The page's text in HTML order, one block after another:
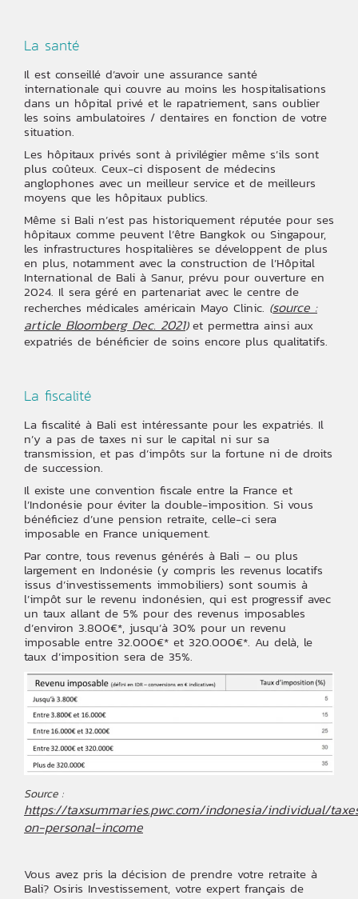
La santé
Il est conseillé d’avoir une assurance santé
internationale qui couvre au moins les hospitalisations
dans un hôpital privé et le rapatriement, sans oublier
les soins ambulatoires / dentaires en fonction de votre
situation.
Les hôpitaux privés sont à privilégier même s’ils sont
plus coûteux. Ceux-ci disposent de médecins
anglophones avec un meilleur service et de meilleurs
moyens que les hôpitaux publics.
Même si Bali n’est pas historiquement réputée pour ses
hôpitaux comme peuvent l’être Bangkok ou Singapour,
les infrastructures hospitalières se développent de plus
en plus, notamment avec la construction de l’Hôpital
International de Bali à Sanur, prévu pour ouverture en
2024. Il sera géré en partenariat avec le centre de
recherches médicales américain Mayo Clinic. (source :
article Bloomberg Dec. 2021) et permettra ainsi aux
expatriés de bénéficier de soins encore plus qualitatifs.
La fiscalité
La fiscalité à Bali est intéressante pour les expatriés. Il
n’y a pas de taxes ni sur le capital ni sur sa
transmission, et pas d’impôts sur la fortune ni de droits
de succession.
Il existe une convention fiscale entre la France et
l’Indonésie pour éviter la double-imposition. Si vous
bénéficiez d’une pension retraite, celle-ci sera
imposable en France uniquement.
Par contre, tous revenus générés à Bali – ou plus
largement en Indonésie (y compris les revenus locatifs
issus d’investissements immobiliers) sont soumis à
l’impôt sur le revenu indonésien, qui est progressif avec
un taux allant de 5% pour des revenus imposables
d’environ 3.800€*, jusqu’à 30% pour un revenu
imposable entre 32.000€* et 320.000€*. Au delà, le
taux d’imposition sera de 35%.
Source :
https://taxsummaries.pwc.com/indonesia/individual/
on-personal-income
Vous avez pris la décision de prendre votre retraite à
Bali? Osiris Investissement, votre expert français de